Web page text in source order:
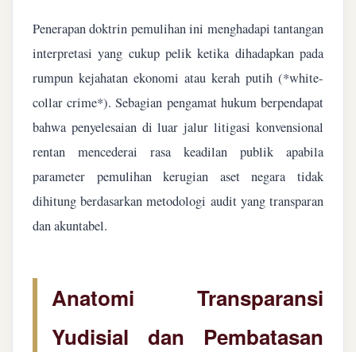
Penerapan doktrin pemulihan ini menghadapi tantangan
interpretasi yang cukup pelik ketika dihadapkan pada
rumpun kejahatan ekonomi atau kerah putih (*white-
collar crime*). Sebagian pengamat hukum berpendapat
bahwa penyelesaian di luar jalur litigasi konvensional
rentan mencederai rasa keadilan publik apabila
parameter pemulihan kerugian aset negara tidak
dihitung berdasarkan metodologi audit yang transparan
dan akuntabel.
Anatomi Transparansi
Yudisial dan Pembatasan